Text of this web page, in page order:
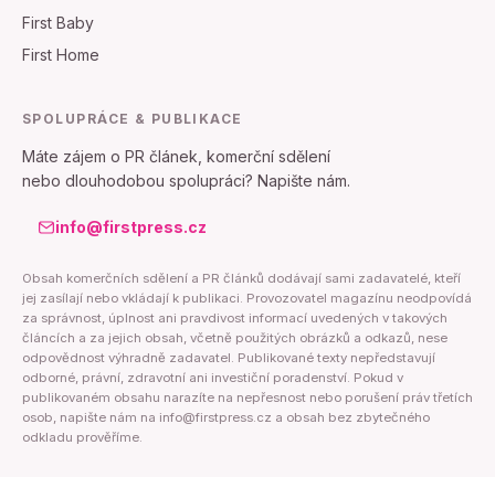
First Baby
First Home
SPOLUPRÁCE & PUBLIKACE
Máte zájem o PR článek, komerční sdělení
nebo dlouhodobou spolupráci? Napište nám.
info@firstpress.cz
Obsah komerčních sdělení a PR článků dodávají sami zadavatelé, kteří
jej zasílají nebo vkládají k publikaci. Provozovatel magazínu neodpovídá
za správnost, úplnost ani pravdivost informací uvedených v takových
článcích a za jejich obsah, včetně použitých obrázků a odkazů, nese
odpovědnost výhradně zadavatel. Publikované texty nepředstavují
odborné, právní, zdravotní ani investiční poradenství. Pokud v
publikovaném obsahu narazíte na nepřesnost nebo porušení práv třetích
osob, napište nám na info@firstpress.cz a obsah bez zbytečného
odkladu prověříme.